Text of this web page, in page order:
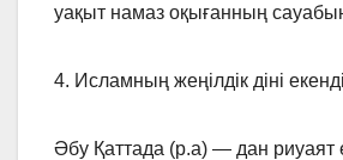
уақыт намаз оқығанның
4. Исламның жеңілдік діні
Әбу Қаттада (р.а) — дан риуаят